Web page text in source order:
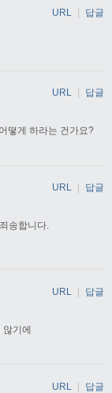
URL 답글
떻게 하라는 건가요?
URL 답글
송합니다.
URL 답글
않기에
URL | 답글
URL | 답글